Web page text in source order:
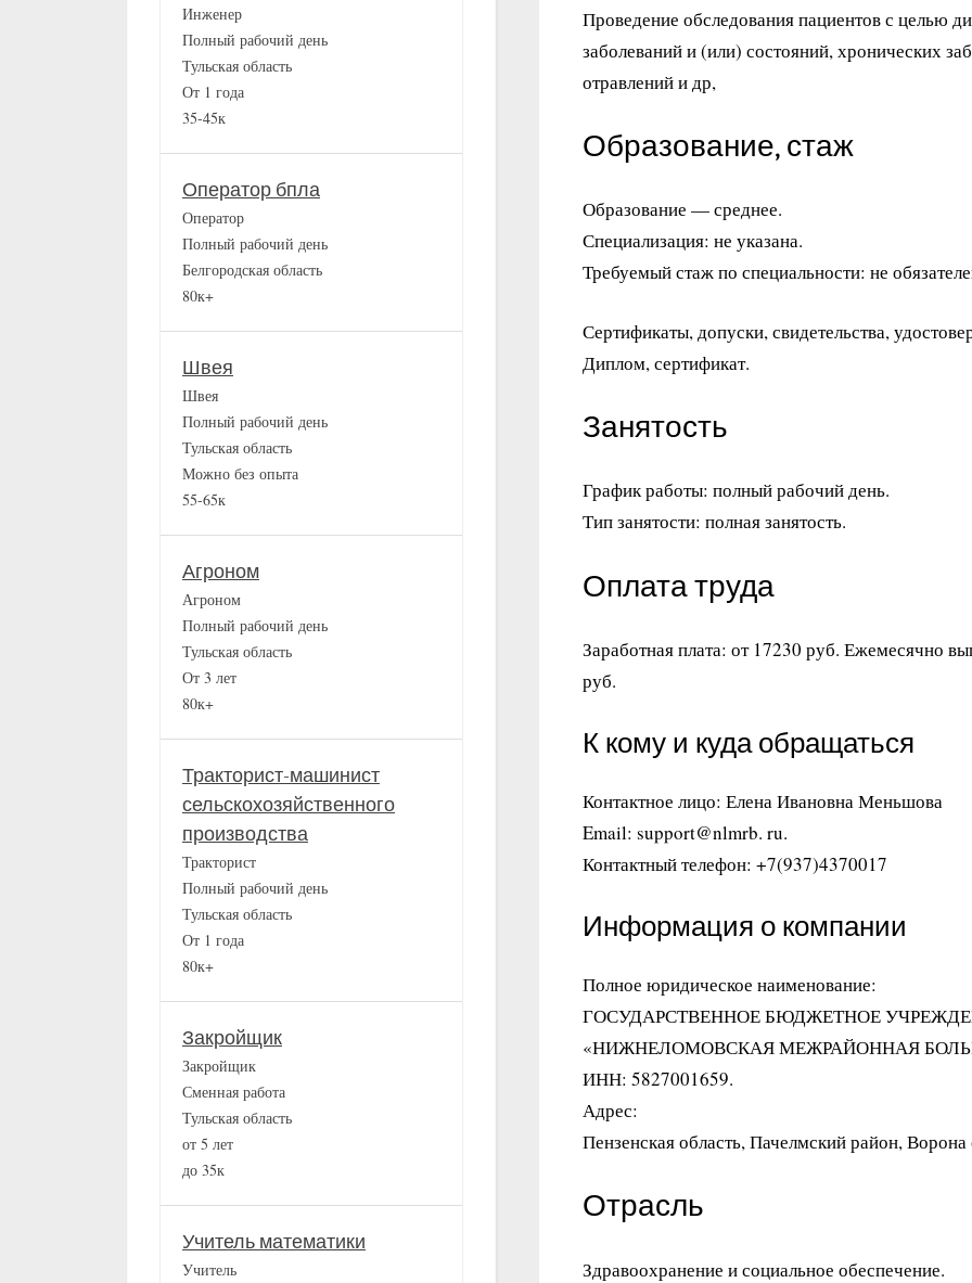
Проведение обследования пациентов с целью
заболеваний и (или) состояний, хронических
отравлений и др,
Образование, стаж
Образование — среднее.
Специализация: не указана.
Требуемый стаж по специальности: не
Сертификаты, допуски, свидетельства,
Диплом, сертификат.
Занятость
График работы: полный рабочий день.
Тип занятости: полная занятость.
Оплата труда
Заработная плата: от 17230 руб. Ежемесячно
руб.
К кому и куда обращаться
Контактное лицо: Елена Ивановна Меньшова
Email: support@nlmrb. ru.
Контактный телефон: +7(937)4370017
Информация о компании
Полное юридическое наименование:
ГОСУДАРСТВЕННОЕ БЮДЖЕТНОЕ
«НИЖНЕЛОМОВСКАЯ МЕЖРАЙОННАЯ
ИНН: 5827001659.
Адрес:
Пензенская область, Пачелмский район, Ворона
Отрасль
Здравоохранение и социальное обеспечение.
Инженер
Полный рабочий день
Тульская область
От 1 года
35-45к
Оператор бпла
Оператор
Полный рабочий день
Белгородская область
80к+
Швея
Швея
Полный рабочий день
Тульская область
Можно без опыта
55-65к
Агроном
Агроном
Полный рабочий день
Тульская область
От 3 лет
80к+
Тракторист-машинист
сельскохозяйственного
производства
Тракторист
Полный рабочий день
Тульская область
От 1 года
80к+
Закройщик
Закройщик
Сменная работа
Тульская область
от 5 лет
до 35к
Учитель математики
Учитель